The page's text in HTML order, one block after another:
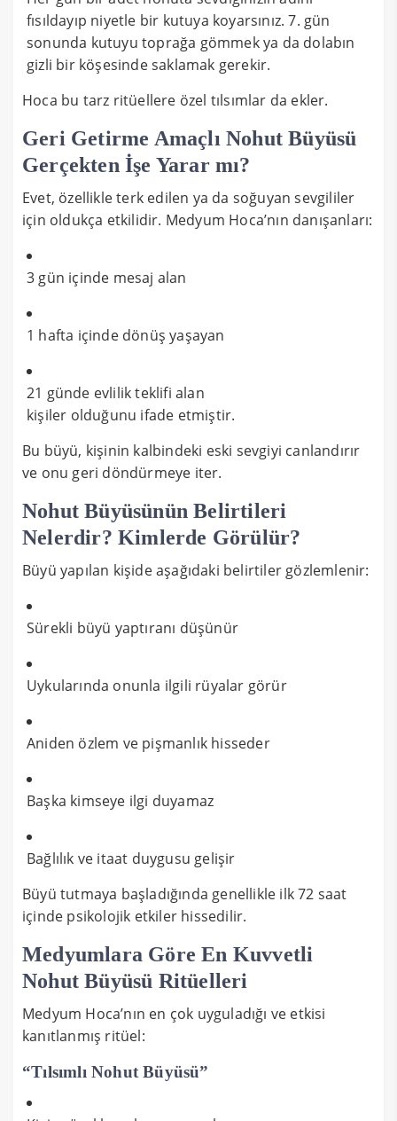
fısıldayıp niyetle bir kutuya koyarsınız. 7. gün
sonunda kutuyu toprağa gömmek ya da dolabın
gizli bir köşesinde saklamak gerekir.
Hoca bu tarz ritüellere özel tılsımlar da ekler.
Geri Getirme Amaçlı Nohut Büyüsü
Gerçekten İşe Yarar mı?
Evet, özellikle terk edilen ya da soğuyan sevgililer
için oldukça etkilidir. Medyum Hoca’nın danışanları:
3 gün içinde mesaj alan
1 hafta içinde dönüş yaşayan
21 günde evlilik teklifi alan
kişiler olduğunu ifade etmiştir.
Bu büyü, kişinin kalbindeki eski sevgiyi canlandırır
ve onu geri döndürmeye iter.
Nohut Büyüsünün Belirtileri
Nelerdir? Kimlerde Görülür?
Büyü yapılan kişide aşağıdaki belirtiler gözlemlenir:
Sürekli büyü yaptıranı düşünür
Uykularında onunla ilgili rüyalar görür
Aniden özlem ve pişmanlık hisseder
Başka kimseye ilgi duyamaz
Bağlılık ve itaat duygusu gelişir
Büyü tutmaya başladığında genellikle ilk 72 saat
içinde psikolojik etkiler hissedilir.
Medyumlara Göre En Kuvvetli
Nohut Büyüsü Ritüelleri
Medyum Hoca’nın en çok uyguladığı ve etkisi
kanıtlanmış ritüel:
“Tılsımlı Nohut Büyüsü”